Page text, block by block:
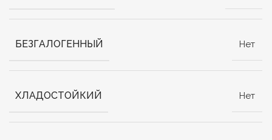
БЕЗГАЛОГЕННЫЙ Нет
ХЛАДОСТОЙКИЙ Нет